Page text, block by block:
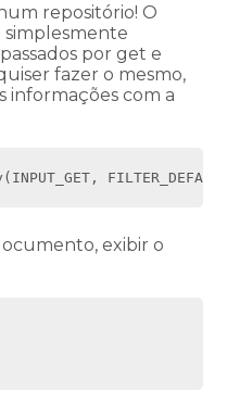
repositório! O
simplesmente
por get e
fazer o mesmo,
informações com a
exibir o